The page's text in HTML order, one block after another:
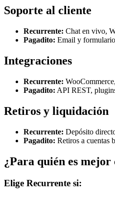
Soporte al cliente
Recurrente: Chat en vivo,
Pagadito: Email y
Integraciones
Recurrente:
Pagadito: API REST,
Retiros y liquidación
Recurrente: Depósito
Pagadito: Retiros a cuentas
¿Para quién es mejor
Elige Recurrente si: